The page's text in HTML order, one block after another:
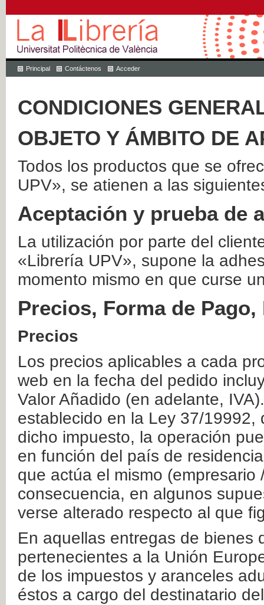
Principal Contáctenos Acceder
CONDICIONES
OBJETO Y ÁMBITO DE
Todos los productos que se
UPV», se atienen a las
Aceptación y prueba de
La utilización por parte del
«Librería UPV», supone la
momento mismo en que curse
Precios, Forma de
Precios
Los precios aplicables a cada
web en la fecha del pedido
Valor Añadido (en adelante,
establecido en la Ley 37/
dicho impuesto, la operación
en función del país de
que actúa el mismo
consecuencia, en algunos
verse alterado respecto al que
En aquellas entregas de bienes
pertenecientes a la Unión
de los impuestos y aranceles
éstos a cargo del destinatario